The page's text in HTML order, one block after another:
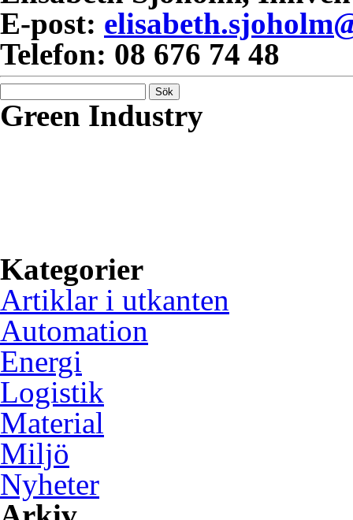
E-post:
Telefon: 08 676 74 48
Sök
efter:
Green Industry
Kategorier
Artiklar i utkanten
Automation
Energi
Logistik
Material
Miljö
Nyheter